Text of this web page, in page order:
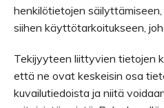
henkilötietojen
siihen käyttötarkoitukseen,
Tekijyyteen liittyvien tietojen
että ne ovat keskeisin osa
kuvailutiedoista ja niitä